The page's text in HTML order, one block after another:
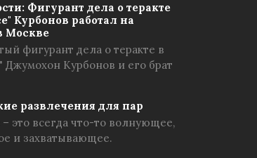
Фигурант дела о теракте
Курбонов работал на
Москве
фигурант дела о теракте в
Джумохон Курбонов и его брат
развлечения для пар
это всегда что-то волнующее,
и захватывающее.